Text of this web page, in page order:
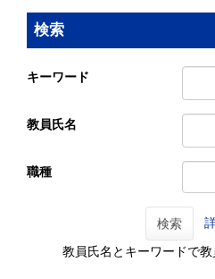
検索
キーワード
教員氏名
職種
検索
教員氏名とキーワードで教